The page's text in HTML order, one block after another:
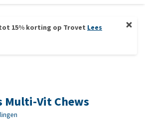
15% korting op Trovet Lees
Multi-Vit Chews